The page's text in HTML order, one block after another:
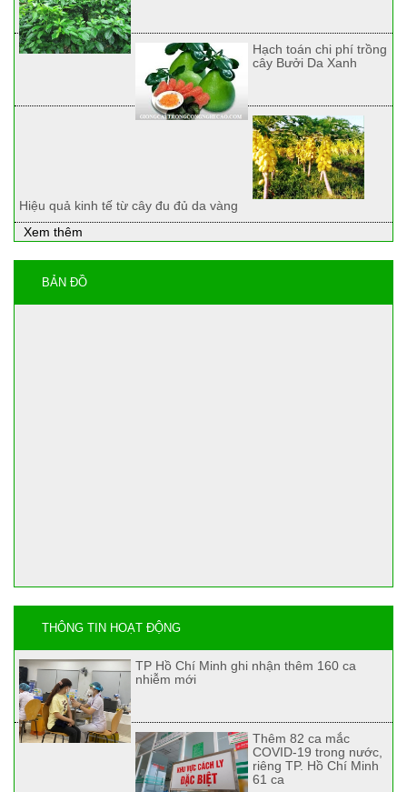
Hạch toán chi phí trồng
cây Bưởi Da Xanh
Hiệu quả kinh tế từ cây đu đủ da vàng
Xem thêm
BẢN ĐỒ
THÔNG TIN HOẠT ĐỘNG
TP Hồ Chí Minh ghi nhận thêm 160 ca
nhiễm mới
Thêm 82 ca mắc
COVID-19 trong nước,
riêng TP. Hồ Chí Minh
61 ca